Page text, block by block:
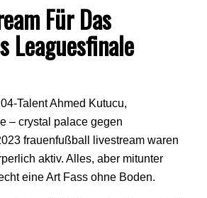
Für Das
Leaguesfinale
Talent Ahmed Kutucu,
– crystal palace gegen
frauenfußball livestream waren
aktiv. Alles, aber mitunter
eine Art Fass ohne Boden.